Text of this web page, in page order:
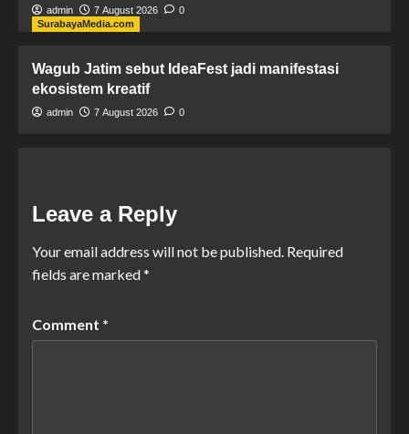
admin 7 August 2026
0
SurabayaMedia.com
Wagub Jatim sebut IdeaFest jadi manifestasi
ekosistem kreatif
admin 7 August 2026 0
Leave a Reply
Your email address will not be published. Required
fields are marked*
Comment *